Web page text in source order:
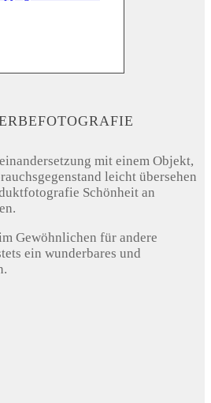
mit einem Objekt,
leicht übersehen
Schönheit an
Gewöhnlichen für andere
ein wunderbares und